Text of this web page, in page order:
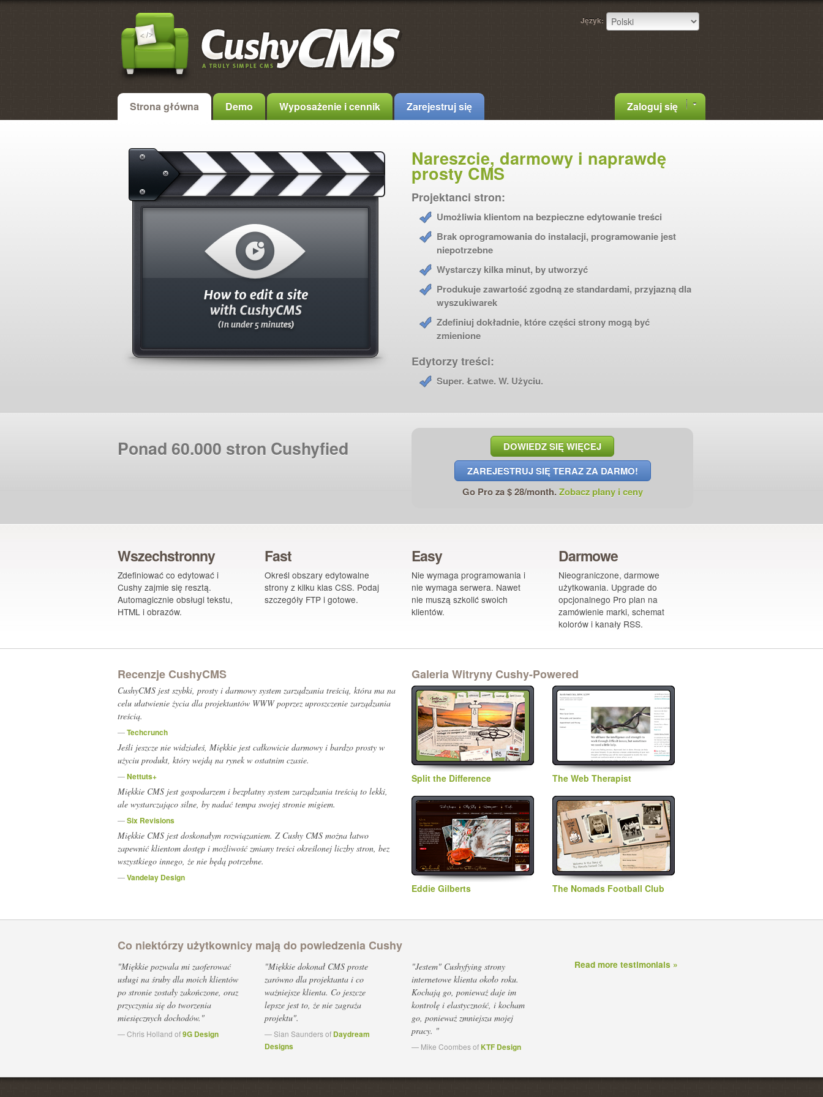
Język:
Strona główna Demo Wyposażenie i cennik Zarejestruj się Zaloguj się
Nareszcie, darmowy i naprawdę
prosty CMS
Projektanci stron:
Umożliwia klientom na bezpieczne edytowanie treści
Brak oprogramowania do instalacji, programowanie jest
niepotrzebne
Wystarczy kilka minut, by utworzyć
Produkuje zawartość zgodną ze standardami, przyjazną dla
wyszukiwarek
Zdefiniuj dokładnie, które części strony mogą być
zmienione
Edytorzy treści:
Super. Łatwe. W. Użyciu.
Ponad 60.000 stron Cushyfied
DOWIEDZ SIĘ WIĘCEJ
ZAREJESTRUJ SIĘ TERAZ ZA DARMO!
Go Pro za $ 28/month. Zobacz plany i ceny
Wszechstronny
Zdefiniować co edytować i
Cushy zajmie się resztą.
Automagicznie obsługi tekstu,
HTML i obrazów.
Fast
Określ obszary edytowalne
strony z kilku klas CSS. Podaj
szczegóły FTP i gotowe.
Easy
Nie wymaga programowania i
nie wymaga serwera. Nawet
nie muszą szkolić swoich
klientów.
Darmowe
Nieograniczone, darmowe
użytkowania. Upgrade do
opcjonalnego Pro plan na
zamówienie marki, schemat
kolorów i kanały RSS.
Recenzje CushyCMS
CushyCMS jest szybki, prosty i darmowy system zarządzania treścią, która ma na
celu ułatwienie życia dla projektantów WWW poprzez uproszczenie zarządzania
treścią.
—Techcrunch
Jeśli jeszcze nie widziałeś, Miękkie jest całkowicie darmowy i bardzo prosty w
użyciu produkt, który wejdą na rynek w ostatnim czasie.
—Nettuts+
Miękkie CMS jest gospodarzem i bezpłatny system zarządzania treścią to lekki,
ale wystarczająco silne, by nadać tempa swojej stronie migiem.
—Six Revisions
Miękkie CMS jest doskonałym rozwiązaniem. Z Cushy CMS można łatwo
zapewnić klientom dostęp i możliwość zmiany treści określonej liczby stron, bez
wszystkiego innego, że nie będą potrzebne.
—Vandelay Design
Galeria Witryny Cushy-Powered
Split the Difference The Web Therapist
Eddie Gilberts The Nomads Football Club
Co niektórzy użytkownicy mają do powiedzenia Cushy
"Miękkie pozwala mi zaoferować
usługi na śruby dla moich klientów
po stronie zostały zakończone, oraz
przyczynia się do tworzenia
miesięcznych dochodów."
— Chris Holland of9G Design
"Miękkie dokonał CMS proste
zarówno dla projektanta i co
ważniejsze klienta. Co jeszcze
lepsze jest to, że nie zagraża
projektu".
— Sian Saunders of Daydream
Designs
"Jestem" Cushyfying strony
internetowe klienta około roku.
Kochają go, ponieważ daje im
kontrolę i elastyczność, i kocham
go, ponieważ zmniejsza mojej
pracy. "
— Mike Coombes ofKTF Design
Read more testimonials »